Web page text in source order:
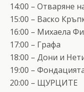
14:00 – Отваряне
15:00 – Васко
16:00 – Михаела
17:00 – Графа
18:00 – Дони и
19:00 –
20:00 – ЩУРЦИТЕ